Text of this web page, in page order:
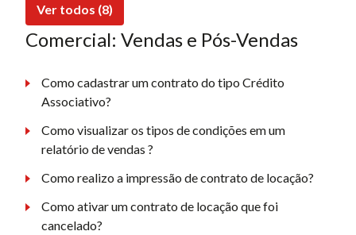
Ver todos (8)
Comercial: Vendas e Pós-Vendas
Como cadastrar um contrato do tipo Crédito
Associativo?
Como visualizar os tipos de condições em um
relatório de vendas ?
Como realizo a impressão de contrato de locação?
Como ativar um contrato de locação que foi
cancelado?